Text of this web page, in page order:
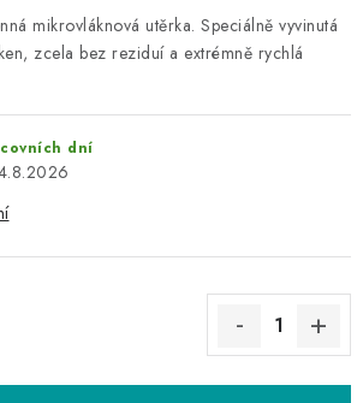
mikrovláknová utěrka. Speciálně vyvinutá
zcela bez reziduí a extrémně rychlá
dní